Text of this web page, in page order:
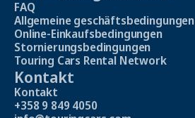
FAQ
Allgemeine geschäftsbedingungen
Online-Einkaufsbedingungen
Stornierungsbedingungen
Touring Cars Rental Network
Kontakt
Kontakt
+358 9 849 4050